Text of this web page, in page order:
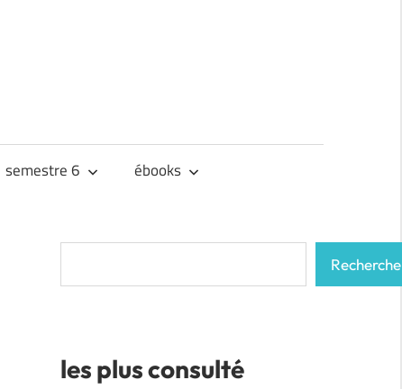
semestre 6 ébooks
les plus consulté